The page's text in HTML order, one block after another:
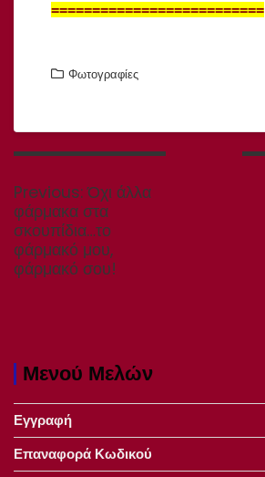
==========================
Φωτογραφίες
Πλοήγηση
Previous:Previous
post:
Όχι άλλα
φάρμακα στα
σκουπίδια…το
φάρμακό μου,
φάρμακό σου!
Μενού Μελών
Εγγραφή
Επαναφορά Κωδικού